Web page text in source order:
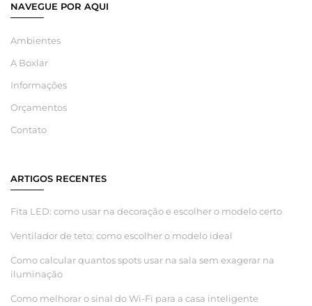
NAVEGUE POR AQUI
Ambientes
A Boxlar
Informações
Orçamentos
Contato
ARTIGOS RECENTES
Fita LED: como usar na decoração e escolher o modelo certo
Ventilador de teto: como escolher o modelo ideal
Como calcular quantos spots usar na sala sem exagerar na
iluminação
Como melhorar o sinal do Wi-Fi para a casa inteligente